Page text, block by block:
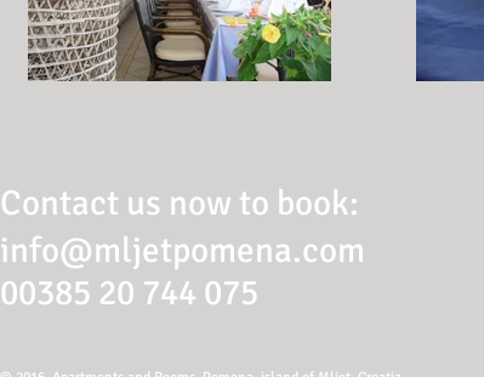
Contact us now to book:
info@mljetpomena.com
00385 20 744 075